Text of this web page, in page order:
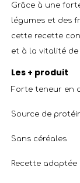
Grâce à une
légumes et des
cette recette
et à la vitalité de
Les + produit
Forte teneur en
Source de
Sans céréales
Recette adaptée